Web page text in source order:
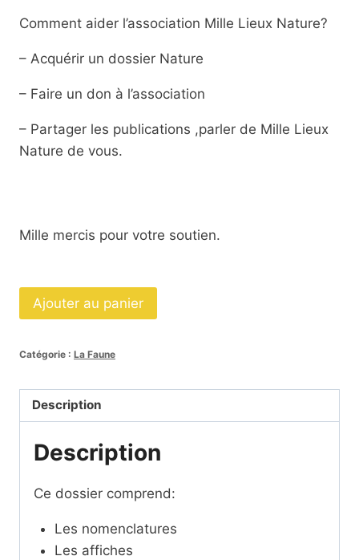
Comment aider l’association Mille Lieux Nature?
– Acquérir un dossier Nature
– Faire un don à l’association
– Partager les publications ,parler de Mille Lieux
Nature de vous.
Mille mercis pour votre soutien.
quantité
de
L'ours
SCRIPT
Ajouter au panier
Catégorie : La Faune
Description
Description
Ce dossier comprend:
Les nomenclatures
Les affiches